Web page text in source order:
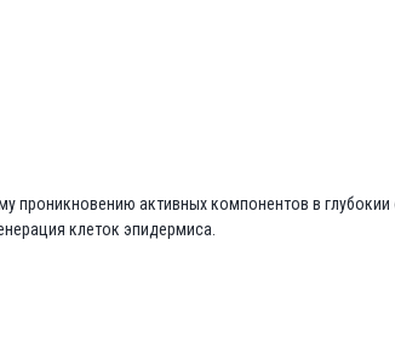
активных компонентов в
клеток эпидермиса.